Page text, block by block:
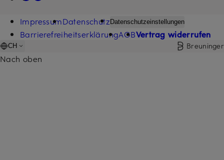
ImpressumDatenschutz Datenschutzeinstellungen
BarrierefreiheitserklärungAGBVertrag widerrufen
CH Breuninger
Nach oben